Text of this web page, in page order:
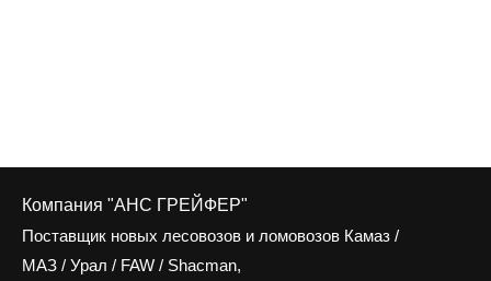
Компания "АНС ГРЕЙФЕР"
Поставщик новых лесовозов и ломовозов Камаз /
МАЗ / Урал / FAW / Shacman,